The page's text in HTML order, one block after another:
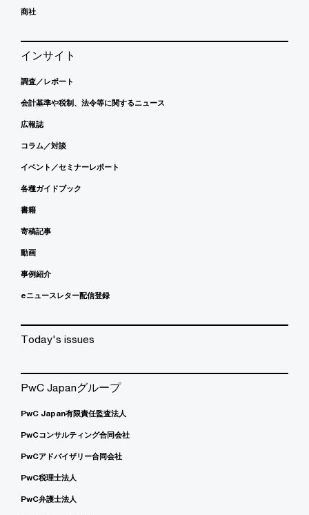
商社
インサイト
調査／レポート
会計基準や税制、法令等に関するニュース
広報誌
コラム／対談
イベント／セミナーレポート
各種ガイドブック
書籍
寄稿記事
動画
事例紹介
eニュースレター配信登録
Today's issues
PwC Japanグループ
PwC Japan有限責任監査法人
PwCコンサルティング合同会社
PwCアドバイザリー合同会社
PwC税理士法人
PwC弁護士法人